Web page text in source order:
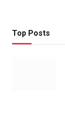
Top Posts